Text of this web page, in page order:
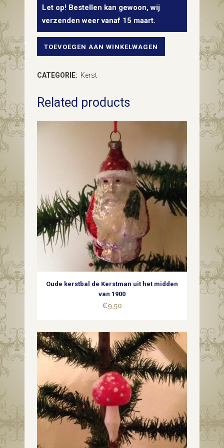
Let op! Bestellen kan gewoon, wij
verzenden weer vanaf 15 maart.
Antieke
een
Chinees
papier
hoedje
en
crepe
papier
kraag
quantity
TOEVOEGEN AAN WINKELWAGEN
CATEGORIE: Kerst
Related products
Oude kerstbal de Kerstman uit het midden
van 1900
€9,50